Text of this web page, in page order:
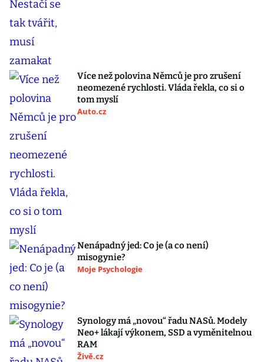
Více než polovina Němců je pro zrušení
neomezené rychlosti. Vláda řekla, co si o
tom myslí
Auto.cz
Nenápadný jed: Co je (a co není)
misogynie?
Moje Psychologie
Synology má „novou“ řadu NASů. Modely
Neo+ lákají výkonem, SSD a vyměnitelnou
RAM
Živě.cz